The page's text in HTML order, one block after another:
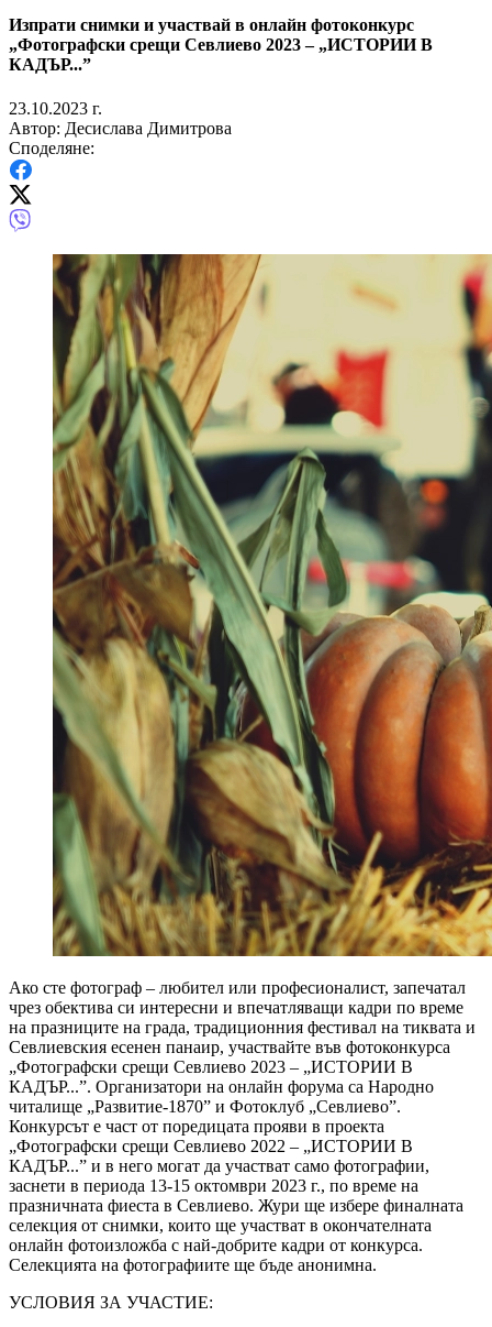
Изпрати снимки и участвай в онлайн фотоконкурс
„Фотографски срещи Севлиево 2023 – „ИСТОРИИ В
КАДЪР...”
23.10.2023 г.
Автор: Десислава Димитрова
Споделяне:
Ако сте фотограф – любител или професионалист, запечатал
чрез обектива си интересни и впечатляващи кадри по време
на празниците на града, традиционния фестивал на тиквата и
Севлиевския есенен панаир, участвайте във фотоконкурса
„Фотографски срещи Севлиево 2023 – „ИСТОРИИ В
КАДЪР...”. Организатори на онлайн форума са Народно
читалище „Развитие-1870” и Фотоклуб „Севлиево”.
Конкурсът е част от поредицата прояви в проекта
„Фотографски срещи Севлиево 2022 – „ИСТОРИИ В
КАДЪР...” и в него могат да участват само фотографии,
заснети в периода 13-15 октомври 2023 г., по време на
празничната фиеста в Севлиево. Жури ще избере финалната
селекция от снимки, които ще участват в окончателната
онлайн фотоизложба с най-добрите кадри от конкурса.
Селекцията на фотографиите ще бъде анонимна.
УСЛОВИЯ ЗА УЧАСТИЕ: